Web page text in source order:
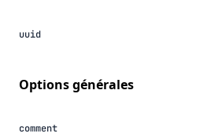
uuid
options générales
comment